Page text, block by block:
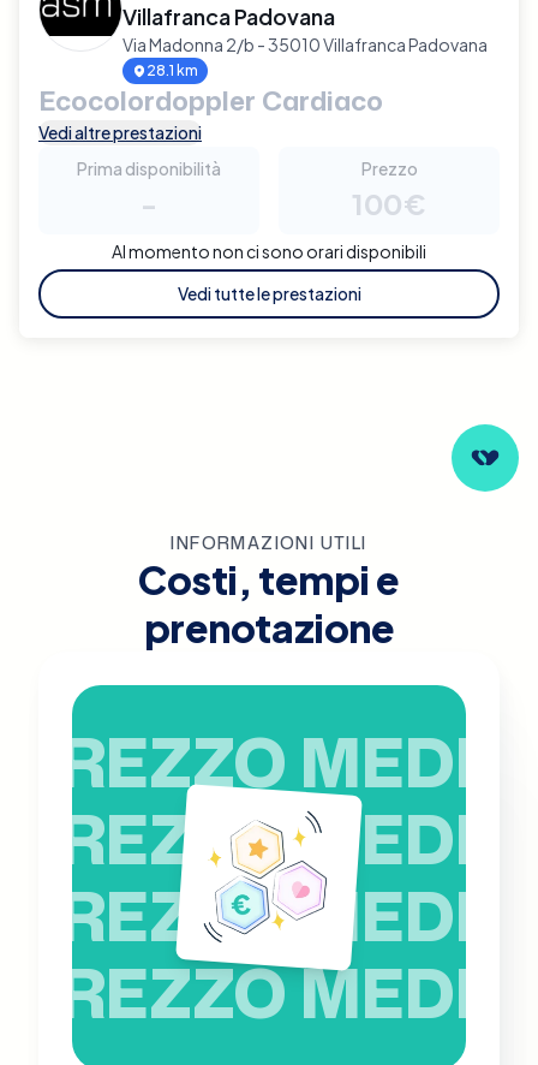
Villafranca Padovana
Via Madonna 2/b - 35010 Villafranca Padovana
28.1 km
Ecocolordoppler Cardiaco
Vedi altre prestazioni
Prima disponibilità
-
Prezzo
100€
Al momento non ci sono orari disponibili
Vedi tutte le prestazioni
INFORMAZIONI UTILI
Costi, tempi e
prenotazione
PREZZO MEDIO
PREZZO MEDIO
PREZZO MEDIO
PREZZO MEDIO